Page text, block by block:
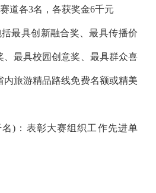
道各3名，各获奖金6千元
括最具创新融合奖、最具传播价
、最具校园创意奖、最具群众喜
内旅游精品路线免费名额或精美
)：表彰大赛组织工作先进单